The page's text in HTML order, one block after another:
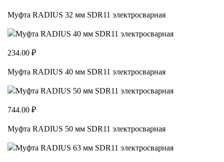
Муфта RADIUS 32 мм SDR11 электросварная
234.00 ₽
Муфта RADIUS 40 мм SDR11 электросварная
744.00 ₽
Муфта RADIUS 50 мм SDR11 электросварная